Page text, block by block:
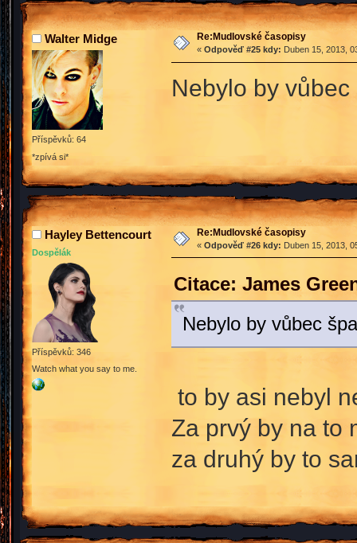
Walter Midge
Příspěvků: 64
*zpívá si*
Re:Mudlovské časopisy
« Odpověď #25 kdy: Duben 15, 2013,
Nebylo by
Hayley Bettencourt
Dospělák
Příspěvků: 346
Watch what you say to me.
Re:Mudlovské časopisy
« Odpověď #26 kdy: Duben 15, 2013,
Citace: James
Nebylo by vůbec
to by asi nebyl
Za prvý by na to
za druhý by to